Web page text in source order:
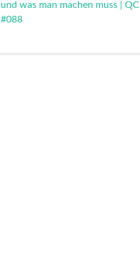
und was man machen muss | QC
#088